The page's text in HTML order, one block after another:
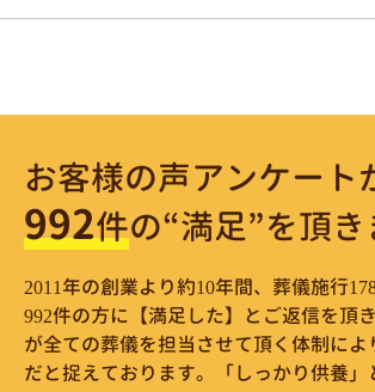
お客様の声アンケート
992件の“満足”を頂き
2011年の創業より約10年間、葬儀施行
992件の方に【満足した】とご返信を頂
が全ての葬儀を担当させて頂く体制に
だと捉えております。「しっかり供養